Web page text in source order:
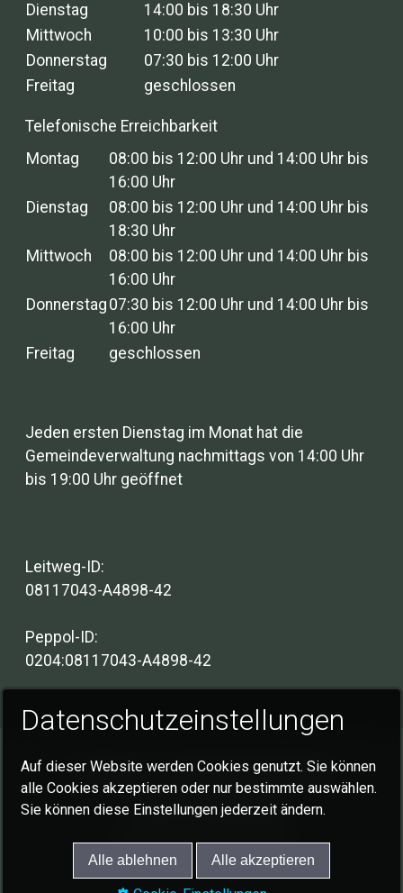
Dienstag
14:00 bis 18:30 Uhr
Mittwoch
10:00 bis 13:30 Uhr
Donnerstag
07:30 bis 12:00 Uhr
Freitag
geschlossen
Telefonische Erreichbarkeit
Montag
08:00 bis 12:00 Uhr und 14:00 Uhr bis
16:00 Uhr
Dienstag
08:00 bis 12:00 Uhr und 14:00 Uhr bis
18:30 Uhr
Mittwoch
08:00 bis 12:00 Uhr und 14:00 Uhr bis
16:00 Uhr
Donnerstag 07:30 bis 12:00 Uhr und 14:00 Uhr bis
16:00 Uhr
Freitag
geschlossen
Jeden ersten Dienstag im Monat hat die
Gemeindeverwaltung nachmittags von 14:00 Uhr
bis 19:00 Uhr geöffnet
Leitweg-ID:
08117043-A4898-42
Peppol-ID:
0204:08117043-A4898-42
Impressum
Datenschutzerklärung
Cookie-Einstellungen
© 2026 Gemeinde Schlat
Datenschutzeinstellungen
Auf dieser Website werden Cookies genutzt. Sie können
alle Cookies akzeptieren oder nur bestimmte auswählen.
Sie können diese Einstellungen jederzeit ändern.
Alle ablehnen Alle akzeptieren